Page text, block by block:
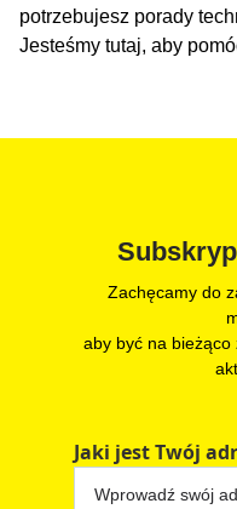
potrzebujesz porady
Jesteśmy tutaj, aby
Zachęcamy do
aby być na
Jaki jest Twój